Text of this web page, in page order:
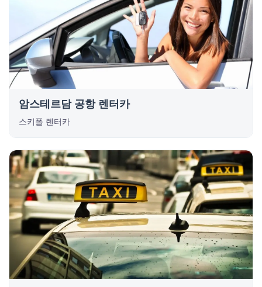
암스테르담 공항 렌터카
스키폴 렌터카